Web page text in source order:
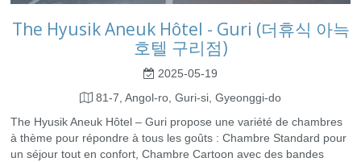
The Hyusik Aneuk Hôtel - Guri (더휴식 아늑
호텔 구리점)
2025-05-19
81-7, Angol-ro, Guri-si, Gyeonggi-do
The Hyusik Aneuk Hôtel – Guri propose une variété de chambres
à thème pour répondre à tous les goûts : Chambre Standard pour
un séjour tout en confort, Chambre Cartoon avec des bandes